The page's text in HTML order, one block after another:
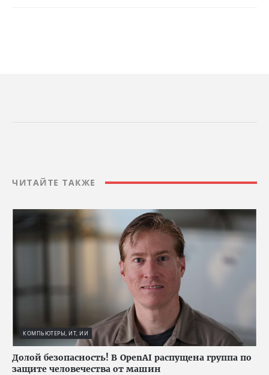
ЧИТАЙТЕ ТАКЖЕ
КОМПЬЮТЕРЫ, ИТ, ИИ
Долой безопасность! В OpenAI распущена группа по
защите человечества от машин